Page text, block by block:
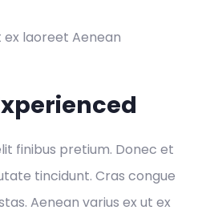
ex laoreet Aenean
finibus pretium. Donec et
tincidunt. Cras congue
Aenean varius ex ut ex